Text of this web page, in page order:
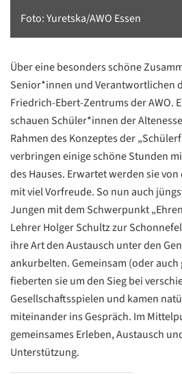
Foto: Yuretska/AWO Essen
Über eine besonders schöne
Senior*innen und Verantwortlichen
Friedrich-Ebert-Zentrums der AWO.
schauen Schüler*innen der
Rahmen des Konzeptes der
verbringen einige schöne Stunden
des Hauses. Erwartet werden sie
mit viel Vorfreude. So nun auch
Jungen mit dem Schwerpunkt
Lehrer Holger Schultz zur
ihre Art den Austausch unter den
ankurbelten. Gemeinsam (oder
fieberten sie um den Sieg bei
Gesellschaftsspielen und kamen
miteinander ins Gespräch. Im
gemeinsames Erleben, Austausch
Unterstützung.